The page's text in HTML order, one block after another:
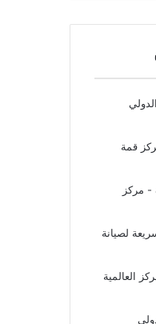
قمة
- مركز
لصيانة
العالمية